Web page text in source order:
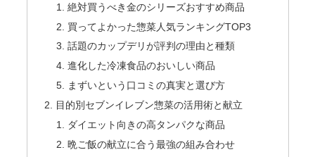
絶対買うべき金のシリーズおすすめ商品
買ってよかった惣菜人気ランキングTOP3
話題のカップデリが評判の理由と種類
進化した冷凍食品のおいしい商品
まずいという口コミの真実と選び方
目的別セブンイレブン惣菜の活用術と献立
ダイエット向きの高タンパクな商品
晩ご飯の献立に合う最強の組み合わせ